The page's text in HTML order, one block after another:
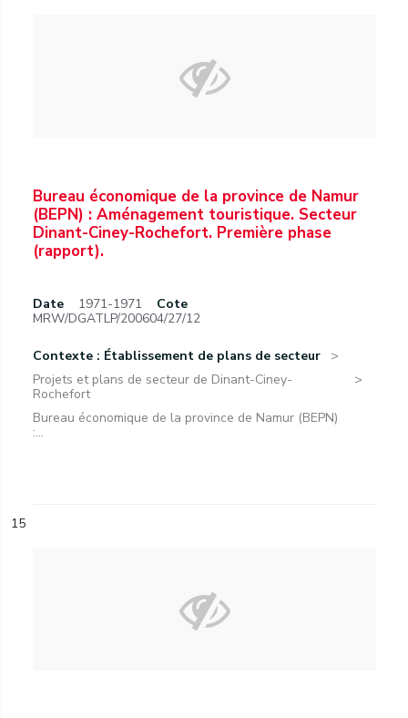
Bureau économique de la province de Namur
(BEPN) : Aménagement touristique. Secteur
Dinant-Ciney-Rochefort. Première phase
(rapport).
Date 1971-1971
Cote
MRW/DGATLP/200604/27/12
Contexte : Établissement de plans de secteur
Projets et plans de secteur de Dinant-Ciney-
Rochefort
Bureau économique de la province de Namur (BEPN)
:...
15